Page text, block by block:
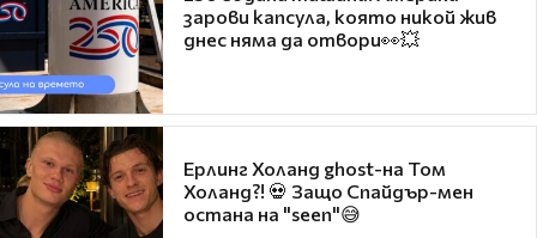
зарови капсула, която никой жив
днес няма да отвори👀💥
Ерлинг Холанд ghost-на Том
Холанд?! 💀 Защо Спайдър-мен
остана на "seen"😅